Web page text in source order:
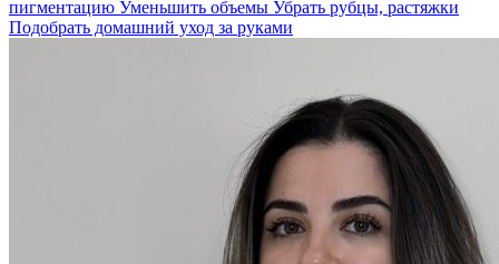
пигментацию Уменьшить объемы Убрать рубцы, растяжки
Подобрать домашний уход за руками